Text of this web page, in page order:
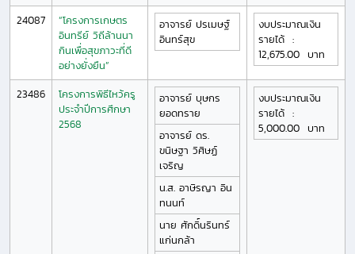
24087
“โครงการเกษตร
อินทรีย์ วิถีล้านนา
กินเพื่อสุขภาวะที่ดี
อย่างยั่งยืน”
อาจารย์ ปรเมษฐ์
อินทร์สุข
งบประมาณเงิน
รายได้:
12,675.00บาท
23486
โครงการพิธีไหว้ครู
ประจำปีการศึกษา
2568
อาจารย์ บุษกร
ยอดทราย
อาจารย์ ดร.
ขนิษฐา วิศิษฏ์
เจริญ
น.ส. อาษิรญา อิน
ทนนท์
นาย ศักดิ์นรินทร์
แก่นกล้า
งบประมาณเงิน
รายได้:
5,000.00บาท